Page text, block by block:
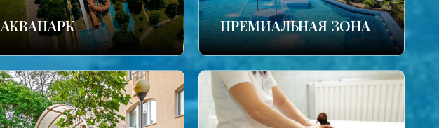
АКВАПАРК ПРЕМИАЛЬНАЯ ЗОНА